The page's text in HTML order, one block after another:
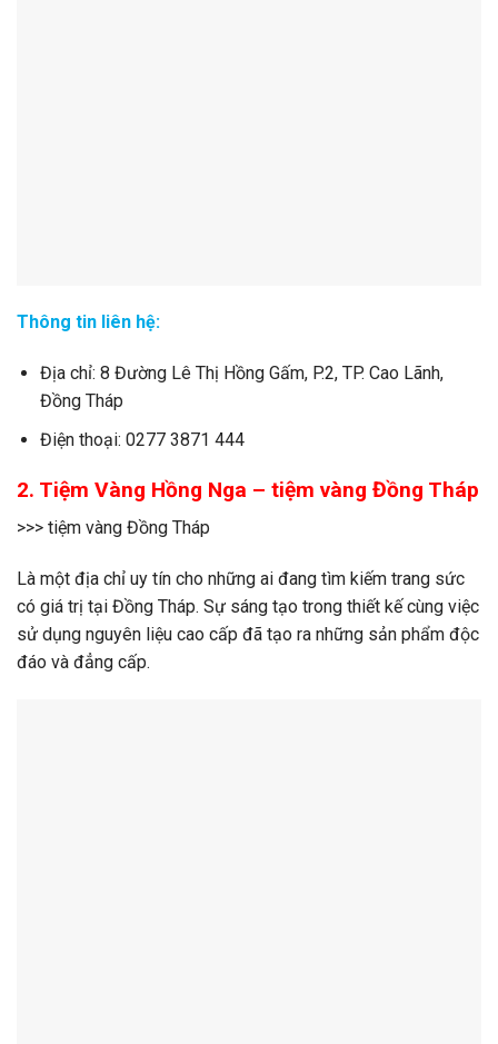
Thông tin liên hệ:
Địa chỉ: 8 Đường Lê Thị Hồng Gấm, P.2, TP. Cao Lãnh,
Đồng Tháp
Điện thoại: 0277 3871 444
2. Tiệm Vàng Hồng Nga – tiệm vàng Đồng Tháp
>>> tiệm vàng Đồng Tháp
Là một địa chỉ uy tín cho những ai đang tìm kiếm trang sức
có giá trị tại Đồng Tháp. Sự sáng tạo trong thiết kế cùng việc
sử dụng nguyên liệu cao cấp đã tạo ra những sản phẩm độc
đáo và đẳng cấp.